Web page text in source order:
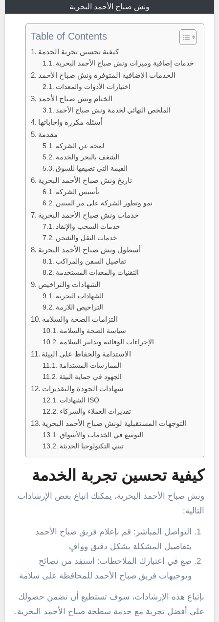
ونش صباح الأحمد البحرية
Table of Contents
كيفية تحسين تجربة الخدمة
خدمات إضافية وميزات ونش صباح الأحمد البحرية
الخدمات الإضافية المتوفرة ونش صباح الأحمد
اختيارات الأدوات والمعدات
الختام ونش صباح الأحمد
الملخص النهائي لخدمة ونش صباح الأحمد
أسئلة مكررة وإجاباتها
مقدمة
لمحة عن الشركة
الشغف بالبحر والخدمة
القيمة التي تضيفها للسوق
تاريخ ونش صباح الأحمد البحرية
تأسيس الشركة
نمو وتطور الشركة على مر السنين
خدمات ونش صباح الأحمد البحرية
خدمات السحب والإنقاذ
خدمات النقل والشحن
أسطول ونش صباح الأحمد البحرية
تفاصيل السفن والمراكب
التقنيات والمعدات المستخدمة
الشهادات والتراخيص
الشهادات البحرية
التراخيص اللازمة
التزامات الصحة والسلامة
سياسة الصحة والسلامة
الإجراءات الوقائية وتدابير السلامة
الاستدامة والحفاظ على البيئة
الممارسات المستدامة
الجهود في حماية البيئة
شهادات الجودة والتقديرات
الشهادات ISO
تقديرات العملاء والشركاء
التوجهات المستقبلية لونش صباح الأحمد البحرية
التوسع في الخدمات والأسواق
تبني التكنولوجيا الحديثة
كيفية تحسين تجربة الخدمة
ونش صباح الأحمد البحرية، يمكنك اتباع بعض الإرشادات
التالية:
التواصل المباشر: قم بإعلام فريق صباح الأحمد
بتفاصيل المشكلة بشكل دقيق ووافٍ
ضِع في اعتبارك الملاحظات: استفِد من نصائح
وتوجيهات فريق صباح الأحمد للمحافظة على سلامة
بإتباع هذه الإرشادات، سوف تستطيع أن تضمن حصولك
على أفضل تجربة مع خدمة سطحة صباح الأحمد البحرية.